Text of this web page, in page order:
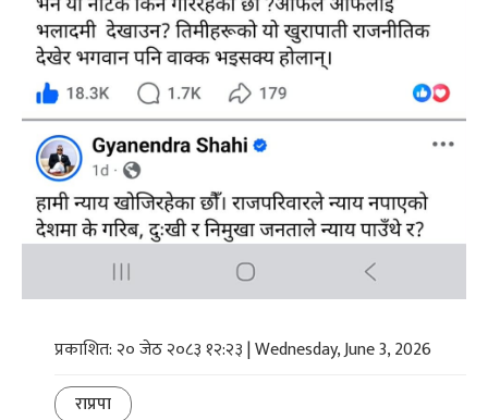
प्रकाशित: २० जेठ २०८३ १२:२३ | Wednesday, June 3, 2026
राप्रपा